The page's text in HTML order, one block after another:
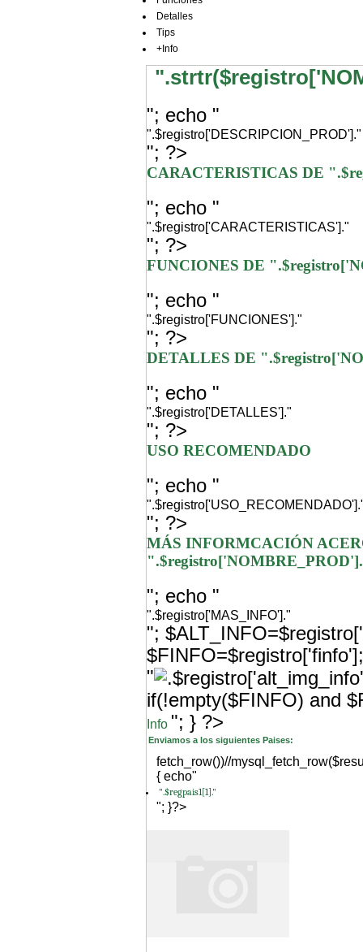
Detalles
Tips
+Info
"; echo "
".$registro['DESCRIPCION_PROD']."
"; ?>
CARACTERISTICAS DE
"; echo "
".$registro['CARACTERISTICAS']."
"; ?>
FUNCIONES DE
"; echo "
".$registro['FUNCIONES']."
"; ?>
DETALLES DE
"; echo "
".$registro['DETALLES']."
"; ?>
USO RECOMENDADO
"; echo "
"; ?>
MÁS INFORMCACIÓN
"; echo "
".$registro['MAS_INFO']."
";
"
if(!empty($FINFO) and
Info "; } ?>
Enviamos a los siguientes Paises:
fetch_row())//
{ echo"
".$regpais1[1]."
"; }?>